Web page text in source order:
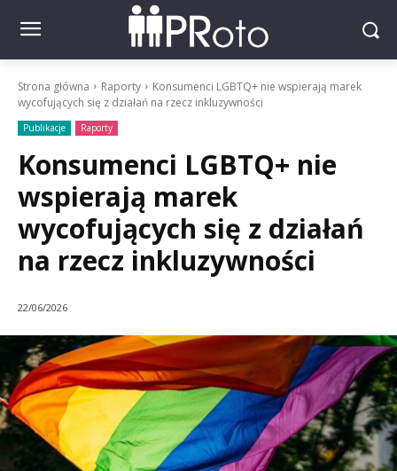
Strona główna Raporty
Konsumenci LGBTQ+ nie wspierają marek
wycofujących się z działań na rzecz inkluzywności
Publikacje Raporty
Konsumenci LGBTQ+ nie
wspierają marek
wycofujących się z działań
na rzecz inkluzywności
22/06/2026